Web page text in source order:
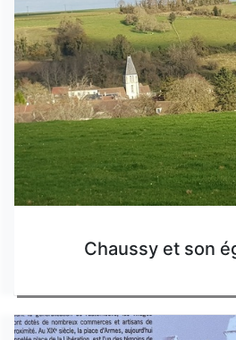
Chaussy et son